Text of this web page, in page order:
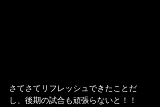
さてさてリフレッシュできたことだ
し、後期の試合も頑張らないと！！